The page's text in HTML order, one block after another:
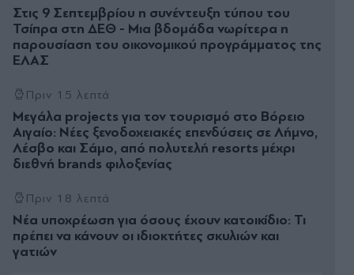
Στις 9 Σεπτεμβρίου η συνέντευξη τύπου του
Τσίπρα στη ΔΕΘ - Μια βδομάδα νωρίτερα η
παρουσίαση του οικονομικού προγράμματος της
ΕΛΑΣ
Πριν 15 λεπτά
Μεγάλα projects για τον τουρισμό στο Βόρειο
Αιγαίο: Νέες ξενοδοχειακές επενδύσεις σε Λήμνο,
Λέσβο και Σάμο, από πολυτελή resorts μέχρι
διεθνή brands φιλοξενίας
Πριν 18 λεπτά
Νέα υποχρέωση για όσους έχουν κατοικίδιο: Τι
πρέπει να κάνουν οι ιδιοκτήτες σκυλιών και
γατιών